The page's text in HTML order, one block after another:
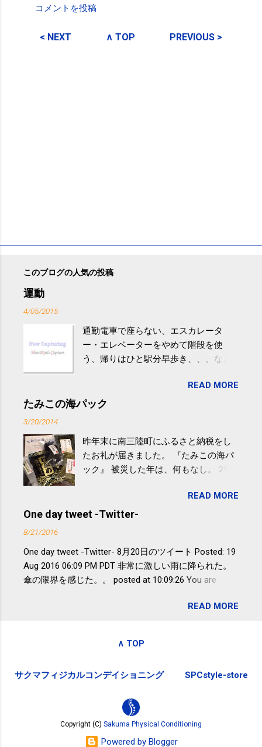
メ
コメントを投稿
< NEXT ∧ TOP PREVIOUS >
このブログの人気の投稿
運動
4/05/2015
通勤電車で座らない、エスカレータ
ー・エレベーターをやめて階段を使
う、帰りはひと駅分早歩き、、、など
やすい。 スポーツウェア・シューズで
するものだけが運動ではない。 食べ
けると改善する、との結果を筑波大の
研究チームが発表した。改善が期待で
きるのは、過度の飲酒が原因ではない
減らなくても効果があるという。 正田
教授は「汗ばむ程度の運動を毎日３０
波大「減量しなくても効果」 - ニュー
ス - アピタル（医療・健康）
READ MORE
たみこの海パック
3/20/2014
昨年末に南三陸町にふるさと納税をし
たお礼が届きました。 『たみこの海パ
ック』 被災した年は、何もなし。 2年
が『たみこの海パック』。 ボランティ
アや募金が苦手で、、、被災地の少し
全く考えていなかったので、貰えると
少しづつ復興してる感が伝わってきて
嬉しいです。 あと、ふるさと納税が節
ですが、節税になるほど稼げていない
税務局｜ふるさと納税など個人住民税
READ MORE
One day tweet -Twitter-
8/21/2016
One day tweet -Twitter- 8月20日のツイート Posted: 19
Aug 2016 06:09 PM PDT 非常に激しい雨に降られた。
傘の限界を感じた。。 posted at 10:09:26 You are
SAKUMA(@SPC_Sakuma) - Twilog . To stop receiving
Parkway, Mountain View, CA 94043, United States
READ MORE
∧ TOP
サクマフィジカルコンデイショニング SPCstyle-store
Copyright (C) Sakuma Physical Conditioning
Powered by Blogger